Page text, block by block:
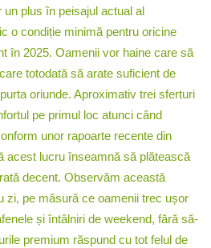
plus în peisajul actual al
o condiție minimă pentru oricine
în 2025. Oamenii vor haine care să
totodată să arate suficient de
oriunde. Aproximativ trei sferturi
pe primul loc atunci când
unor rapoarte recente din
acest lucru înseamnă să plătească
decent. Observăm această
zi, pe măsură ce oamenii trec ușor
și întâlniri de weekend, fără să-
premium răspund cu tot felul de